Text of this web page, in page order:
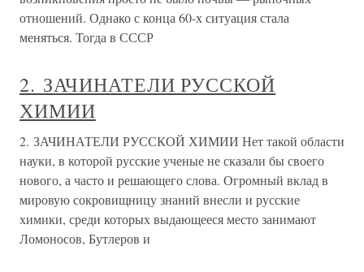
отношений. Однако с конца 60-х ситуация стала
меняться. Тогда в СССР
2. ЗАЧИНАТЕЛИ РУССКОЙ
ХИМИИ
2. ЗАЧИНАТЕЛИ РУССКОЙ ХИМИИ Нет такой области
науки, в которой русские ученые не сказали бы своего
нового, а часто и решающего слова. Огромный вклад в
мировую сокровищницу знаний внесли и русские
химики, среди которых выдающееся место занимают
Ломоносов, Бутлеров и